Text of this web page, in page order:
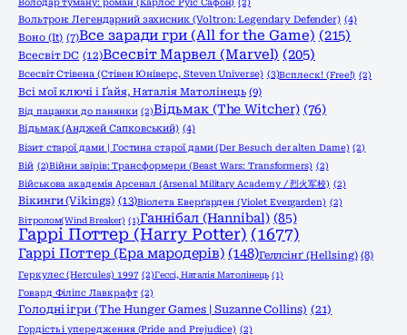
Володар туману: роман (Карлос Руїс Сафон) (2)
Вольтрон: Легендарний захисник (Voltron: Legendary Defender) (4)
Воно (It) (7)Все заради гри (All for the Game) (215)
Всесвіт DC (12)Всесвіт Марвел (Marvel) (205)
Всесвіт Стівена (Стівен Юніверс, Steven Universe) (3)Всплеск! (Free!) (2)
Всі мої ключі і Ґайя, Наталія Матолінець (9)
Від пацанки до панянки (2)Відьмак (The Witcher) (76)
Відьмак (Анджей Сапковський) (4)
Візит старої дами | Гостина старої дами (Der Besuch der alten Dame) (2)
Вій (2)Війни звірів: Трансформери (Beast Wars: Transformers) (2)
Військова академія Арсенал (Arsenal Military Academy / 烈火军校) (2)
Вікинги (Vikings) (13)Віолета Еверґарден (Violet Evergarden) (2)
Вітролом(Wind Breaker) (1)Ганнібал (Hannibal) (85)
Гаррі Поттер (Harry Potter) (1677)
Гаррі Поттер (Ера мародерів) (148)Геллсінґ (Hellsing) (8)
Геркулес (Hercules) 1997 (2)Гессі, Наталія Матолінець (1)
Говард Філіпс Лавкрафт (2)
Голодні ігри (The Hunger Games | Suzanne Collins) (21)
Гордість і упередження (Pride and Prejudice) (2)